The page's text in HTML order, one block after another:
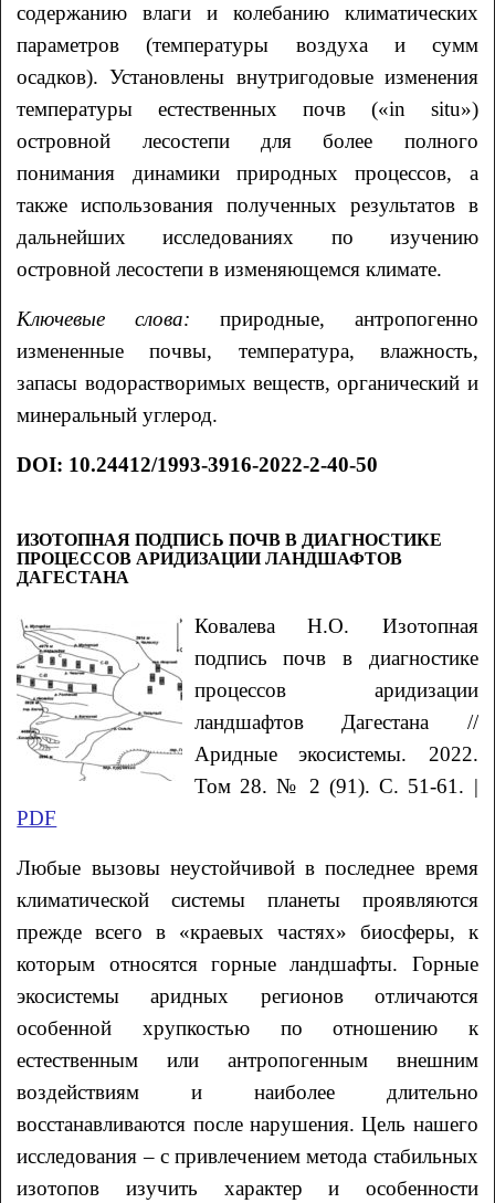
содержанию влаги и колебанию климатических
параметров (температуры воздуха и сумм
осадков). Установлены внутригодовые изменения
температуры естественных почв («in situ»)
островной лесостепи для более полного
понимания динамики природных процессов, а
также использования полученных результатов в
дальнейших исследованиях по изучению
островной лесостепи в изменяющемся климате.
Ключевые слова: природные, антропогенно
измененные почвы, температура, влажность,
запасы водорастворимых веществ, органический и
минеральный углерод.
DOI: 10.24412/1993-3916-2022-2-40-50
ИЗОТОПНАЯ ПОДПИСЬ ПОЧВ В ДИАГНОСТИКЕ
ПРОЦЕССОВ АРИДИЗАЦИИ ЛАНДШАФТОВ
ДАГЕСТАНА
КовалеваН.О. Изотопная
подпись почв в диагностике
процессов аридизации
ландшафтов Дагестана //
Аридные экосистемы. 2022.
Том 28. № 2 (91). С. 51-61. |
PDF
Любые вызовы неустойчивой в последнее время
климатической системы планеты проявляются
прежде всего в «краевых частях» биосферы, к
которым относятся горные ландшафты. Горные
экосистемы аридных регионов отличаются
особенной хрупкостью по отношению к
естественным или антропогенным внешним
воздействиям и наиболее длительно
восстанавливаются после нарушения. Цель нашего
исследования – с привлечением метода стабильных
изотопов изучить характер и особенности